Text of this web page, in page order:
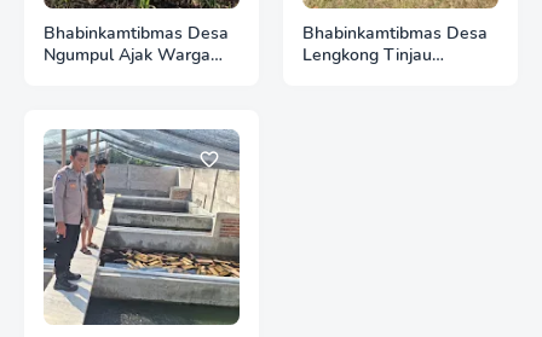
Bhabinkamtibmas Desa
Ngumpul Ajak Warga
Pangan
Bhabinkamtibmas Desa
Lengkong Tinjau